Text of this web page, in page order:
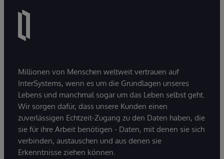
Millionen von Menschen weltweit vertrauen auf
InterSystems, wenn es um die Grundlagen unseres
Lebens und manchmal sogar um das Leben selbst geht.
Wir sorgen dafür, dass unsere Kunden einen
zuverlässigen Echtzeit-Zugang zu den Daten haben, die
sie für ihre Arbeit benötigen - Daten, mit denen sie sich
verbinden, austauschen und aus denen sie
Erkenntnisse ziehen können.